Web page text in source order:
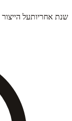
שנת אחריותעל הייצור